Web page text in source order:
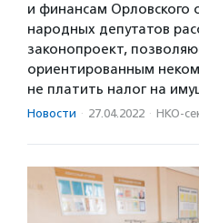
и финансам Орловского
народных депутатов
законопроект,
ориентированным
не платить налог на
Новости · 27.04.2022 · НКО-